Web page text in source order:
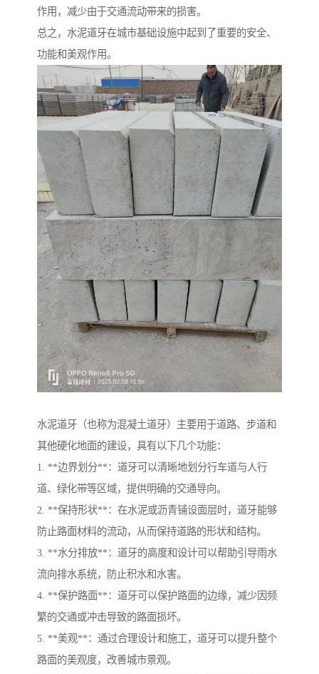
作用，减少由于交通流动带来的损害。
总之，水泥道牙在城市基础设施中起到了重要的安全、
功能和美观作用。
水泥道牙（也称为混凝土道牙）主要用于道路、步道和
其他硬化地面的建设，具有以下几个功能：
1. **边界划分**：道牙可以清晰地划分行车道与人行
道、绿化带等区域，提供明确的交通导向。
2. **保持形状**：在水泥或沥青铺设面层时，道牙能够
防止路面材料的流动，从而保持道路的形状和结构。
3. **水分排放**：道牙的高度和设计可以帮助引导雨水
流向排水系统，防止积水和水害。
4. **保护路面**：道牙可以保护路面的边缘，减少因频
繁的交通或冲击导致的路面损坏。
5. **美观**：通过合理设计和施工，道牙可以提升整个
路面的美观度，改善城市景观。